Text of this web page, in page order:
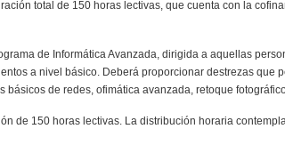
total de 150 horas lectivas, que cuenta con la
de Informática Avanzada, dirigida a aquellas
a nivel básico. Deberá proporcionar destrezas que
de redes, ofimática avanzada, retoque
de 150 horas lectivas. La distribución horaria